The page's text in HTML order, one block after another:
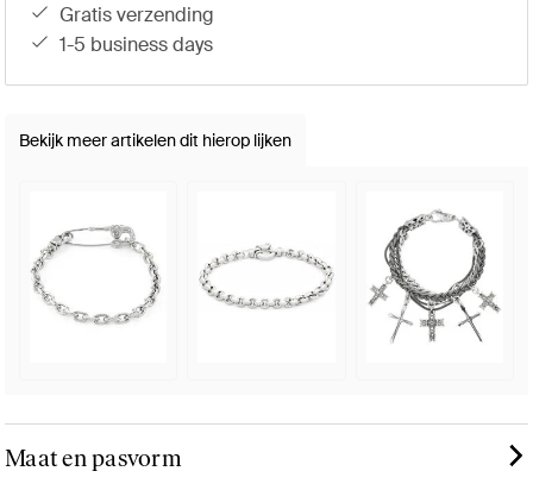
gratis verzending
1-5 business days
Bekijk meer artikelen dit hierop lijken
Maat en pasvorm